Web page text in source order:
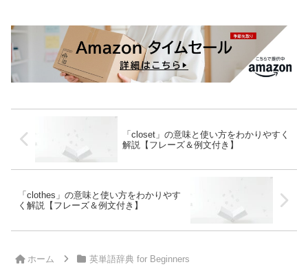
「closet」の意味と使い方をわかりやすく
解説【フレーズ＆例文付き】
「clothes」の意味と使い方をわかりやす
く解説【フレーズ＆例文付き】
ホーム 英単語辞典 for Beginners